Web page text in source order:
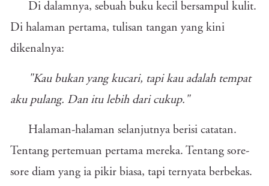
Di dalamnya, sebuah buku kecil bersampul kulit.
Di halaman pertama, tulisan tangan yang kini
dikenalnya:
"Kau bukan yang kucari, tapi kau adalah tempat
aku pulang. Dan itu lebih dari cukup."
Halaman-halaman selanjutnya berisi catatan.
Tentang pertemuan pertama mereka. Tentang sore-
sore diam yang ia pikir biasa, tapi ternyata berbekas.